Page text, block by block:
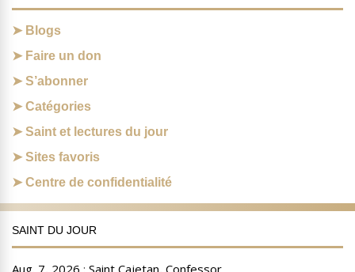
Blogs
Faire un don
S’abonner
Catégories
Saint et lectures du jour
Sites favoris
Centre de confidentialité
SAINT DU JOUR